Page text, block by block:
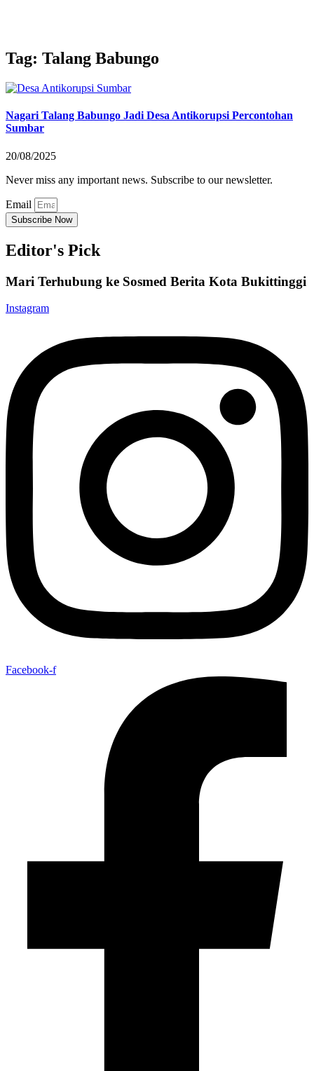
Tag: Talang Babungo
Nagari Talang Babungo Jadi Desa Antikorupsi Percontohan
Sumbar
20/08/2025
Never miss any important news. Subscribe to our newsletter.
Email
Subscribe Now
Editor's Pick
Mari Terhubung ke Sosmed Berita Kota Bukittinggi
Instagram
Facebook-f